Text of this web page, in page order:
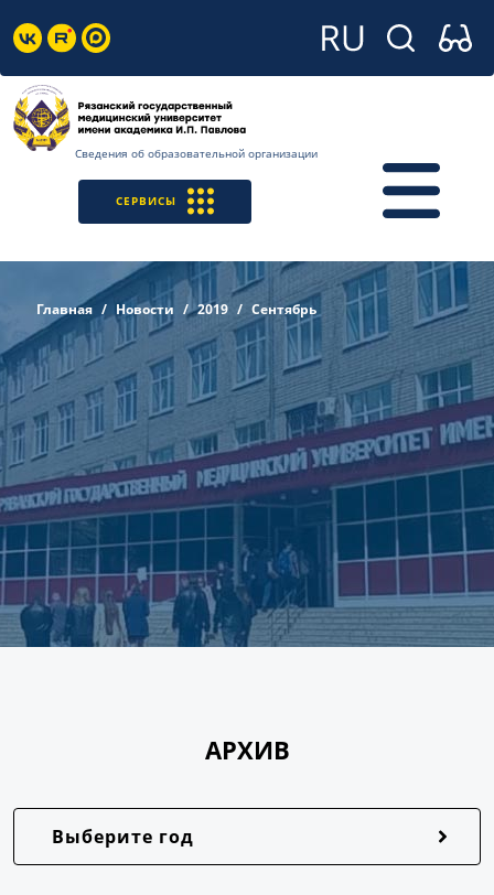
Сведения об образовательной организации
СЕРВИСЫ
Главная Новости 2019 Сентябрь
АРХИВ
Выберите год